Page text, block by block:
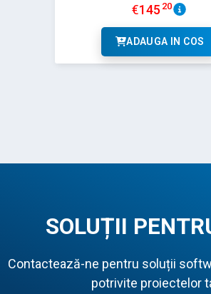
€145 20
ADAUGA IN COS
SOLUȚII
Contactează-ne pentru soluții
potrivite proiectelor